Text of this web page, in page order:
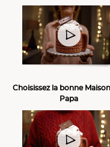
Choisissez la bonne
Papa